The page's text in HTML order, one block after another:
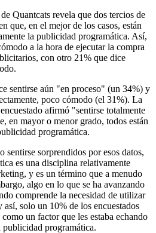
de Quantcats revela que dos tercios de
que, en el mejor de los casos, están
la publicidad programática. Así,
a la hora de ejecutar la compra
con otro 21% que dice
sentirse aún "en proceso" (un 34%) y
poco cómodo (el 31%). La
afirmó "sentirse totalmente
en mayor o menor grado, todos están
programática.
sentirse sorprendidos por esos datos,
es una disciplina relativamente
y es un término que a menudo
algo en lo que se ha avanzando
comprende la necesidad de utilizar
solo un 10% de los encuestados
un factor que les estaba echando
publicidad programática.